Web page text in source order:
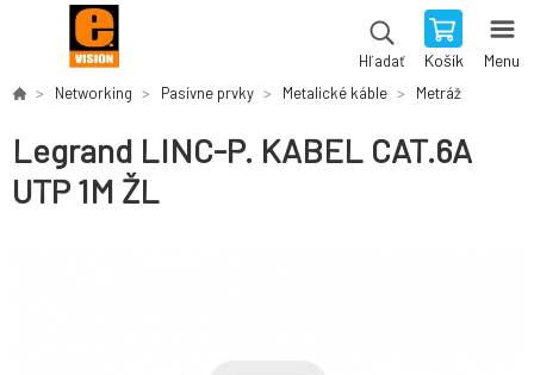
Hľadať Košík Menu
Networking Pasívne prvky Metalické káble Metráž
Legrand LINC-P. KABEL CAT.6A
UTP 1M ŽL